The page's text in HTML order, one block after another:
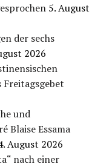
5. August
der sechs
2026
und
Blaise Essama
August 2026
nach einer